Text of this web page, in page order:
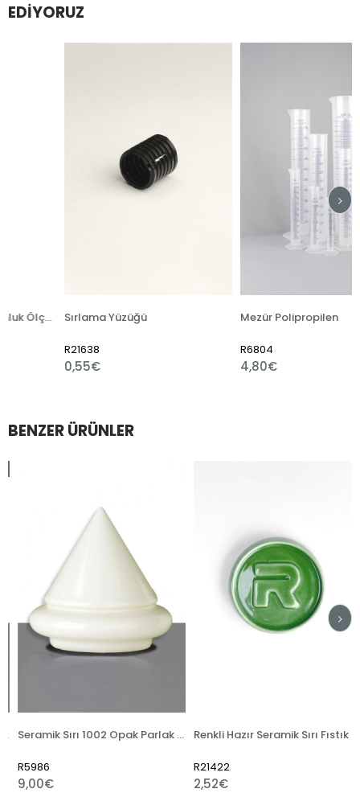
EDIYORUZ
Bomemetre (Sır Yoğunluk Ölçer) Sırlama Yüzüğü Mezür Polipropilen
BENZER ÜRÜNLER
Seramik Sırı 1002 Opak Parlak Toz
R5986
9,00€
Renkli Hazır Seramik Sırı Fıstık Yeşili 521-5
R21422
2,52€